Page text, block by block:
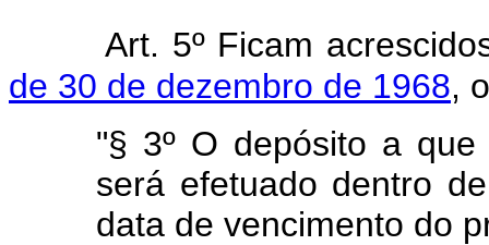
Art. 5º Ficam
de 30 de dezembro de 1968,
"§ 3º O depósito a
será efetuado dentro
data de vencimento do